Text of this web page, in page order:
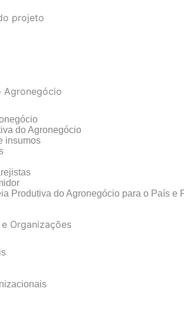
projeto
Agronegócio
do Agronegócio
insumos
Produtiva do Agronegócio para o País e
Organizações